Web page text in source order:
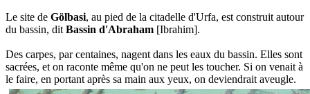
Le site de Gölbasi, au pied de la citadelle d'Urfa, est construit autour
du bassin, dit Bassin d'Abraham [Ibrahim].
Des carpes, par centaines, nagent dans les eaux du bassin. Elles sont
sacrées, et on raconte même qu'on ne peut les toucher. Si on venait à
le faire, en portant après sa main aux yeux, on deviendrait aveugle.